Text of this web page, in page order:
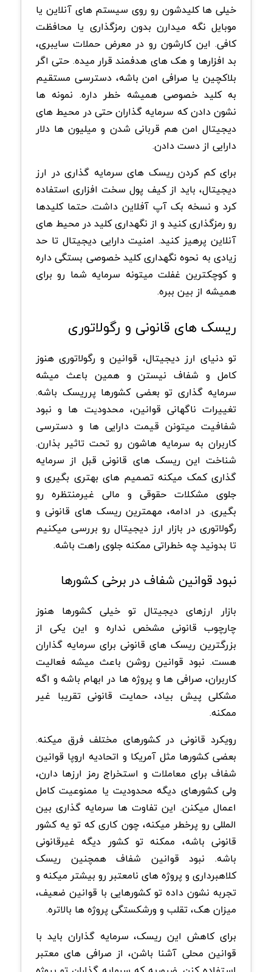
خیلی ها کلیدشون رو روی سیستم های آنلاین یا
موبایل نگه میدارن بدون رمزگذاری یا محافظت
کافی. این کارشون رو در معرض حملات سایبری،
بد افزارها و هک های هدفمند قرار میده. حتی اگر
بلاکچین یا صرافی امن باشه، دسترسی مستقیم
به کلید خصوصی همیشه خطر داره. نمونه ها
نشون دادن که سرمایه گذاران حتی در محیط های
دیجیتال امن هم قربانی شدن و میلیون ها دلار
دارایی از دست دادن.
برای کم کردن ریسک های سرمایه گذاری در ارز
دیجیتال، باید از کیف پول سخت افزاری استفاده
کرد و نسخه بک آپ آفلاین داشت. حتما کلیدها
رو رمزگذاری کنید و از نگهداری کلید در محیط های
آنلاین پرهیز کنید. امنیت دارایی دیجیتال تا حد
زیادی به نحوه نگهداری کلید خصوصی بستگی داره
و کوچکترین غفلت میتونه سرمایه شما رو برای
همیشه از بین ببره.
ریسک های قانونی و رگولاتوری
تو دنیای ارز دیجیتال، قوانین و رگولاتوری هنوز
کامل و شفاف نیستن و همین باعث میشه
سرمایه گذاری تو بعضی کشورها پرریسک باشه.
تغییرات ناگهانی قوانین، محدودیت ها و نبود
شفافیت میتونن قیمت دارایی ها و دسترسی
کاربران به سرمایه هاشون رو تحت تاثیر بذارن.
شناخت این ریسک های قانونی قبل از سرمایه
گذاری کمک میکنه تصمیم های بهتری بگیری و
جلوی مشکلات حقوقی و مالی غیرمنتظره رو
بگیری. در ادامه، مهمترین ریسک های قانونی و
رگولاتوری در بازار ارز دیجیتال رو بررسی میکنیم
تا بدونید چه خطراتی ممکنه جلوی راهت باشه.
نبود قوانین شفاف در برخی کشورها
بازار ارزهای دیجیتال تو خیلی کشورها هنوز
چارچوب قانونی مشخص نداره و این یکی از
بزرگترین ریسک های قانونی برای سرمایه گذاران
هست. نبود قوانین روشن باعث میشه فعالیت
کاربران، صرافی ها و پروژه ها در ابهام باشه و اگه
مشکلی پیش بیاد، حمایت قانونی تقریبا غیر
ممکنه.
رویکرد قانونی در کشورهای مختلف فرق میکنه.
بعضی کشورها مثل آمریکا و اتحادیه اروپا قوانین
شفاف برای معاملات و استخراج رمز ارزها دارن،
ولی کشورهای دیگه محدودیت یا ممنوعیت کامل
اعمال میکنن. این تفاوت ها سرمایه گذاری بین
المللی رو پرخطر میکنه، چون کاری که تو یه کشور
قانونی باشه، ممکنه تو کشور دیگه غیرقانونی
باشه. نبود قوانین شفاف همچنین ریسک
کلاهبرداری و پروژه های نامعتبر رو بیشتر میکنه و
تجربه نشون داده تو کشورهایی با قوانین ضعیف،
میزان هک، تقلب و ورشکستگی پروژه ها بالاتره.
برای کاهش این ریسک، سرمایه گذاران باید با
قوانین محلی آشنا باشن، از صرافی های معتبر